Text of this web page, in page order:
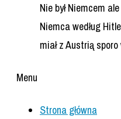
Nie był Niemcem
Niemca według
miał z Austrią
Menu
Strona główna